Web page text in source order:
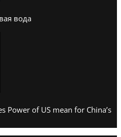
вода
Power of US mean for China’s